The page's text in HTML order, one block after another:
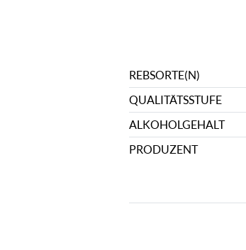
REBSORTE(N)
QUALITÄTSSTUFE
ALKOHOLGEHALT
PRODUZENT